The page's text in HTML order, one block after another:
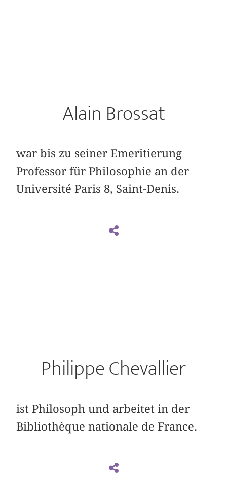
Alain Brossat
war bis zu seiner Emeritierung
Professor für Philosophie an der
Université Paris 8, Saint-Denis.
Philippe Chevallier
ist Philosoph und arbeitet in der
Bibliothèque nationale de France.